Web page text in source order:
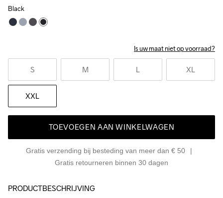
Black
Is uw maat niet op voorraad?
S M L XL
XXL
TOEVOEGEN AAN WINKELWAGEN
Gratis verzending bij besteding van meer dan € 50
Gratis retourneren binnen 30 dagen
PRODUCTBESCHRIJVING